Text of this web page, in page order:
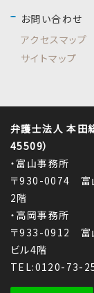
お問い合わせ
アクセスマップ
サイトマップ
弁護士法人 本田
45509）
・富山事務所
〒930-0074 富
2階
・高岡事務所
〒933-0912 富
ビル4階
TEL:0120-73-